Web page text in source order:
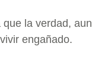
la verdad,
engañado.